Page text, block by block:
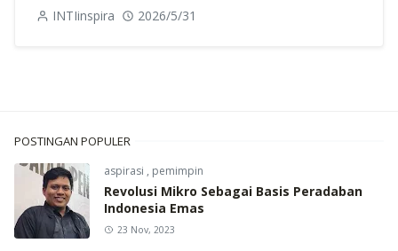
INTIinspira 2026/5/31
POSTINGAN POPULER
aspirasi , pemimpin
Revolusi Mikro Sebagai Basis Peradaban
Indonesia Emas
23 Nov, 2023